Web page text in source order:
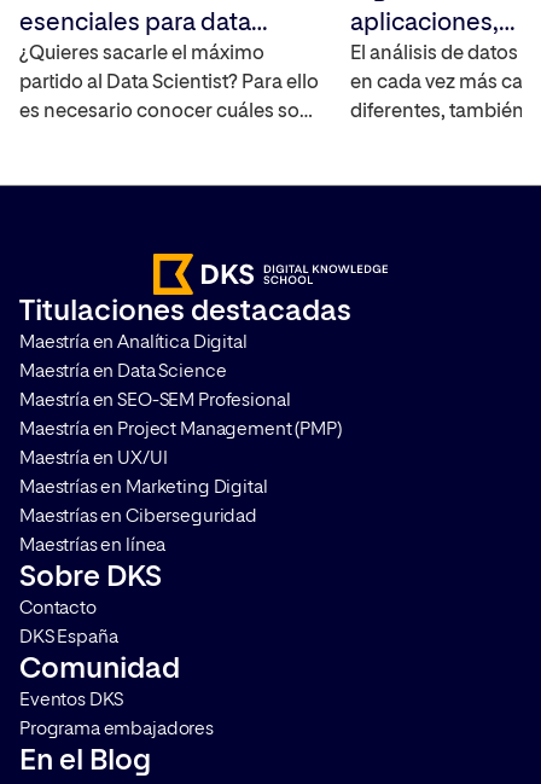
esenciales para data
science que todo
profesional debe conocer
¿Quieres sacarle el máximo
partido al Data Scientist? Para ello
es necesario conocer cuáles son
aprovechar al máximo todo lo
que la ciencia de datos puede
aportarte. Las herramientas para
Data Scientist son cada […]
aplicaciones,
herramientas y
del análisis
El análisis de datos
en cada vez más
diferentes, también
Titulaciones destacadas
Maestría en Analítica Digital
Maestría en Data Science
Maestría en SEO-SEM Profesional
Maestría en Project Management (PMP)
Maestría en UX/UI
Maestrías en Marketing Digital
Maestrías en Ciberseguridad
Maestrías en línea
Sobre DKS
Contacto
DKS España
Comunidad
Eventos DKS
Programa embajadores
En el Blog